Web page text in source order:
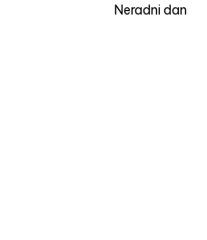
Neradni dan